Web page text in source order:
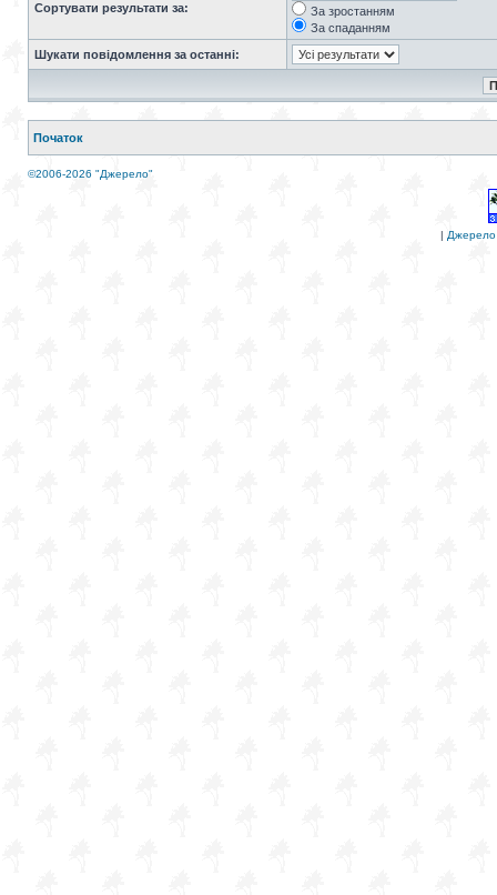
Сортувати результати за:
За зростанням
За спаданням
Шукати повідомлення за останні:
Початок
©2006-2026 "Джерело"
| Джерело